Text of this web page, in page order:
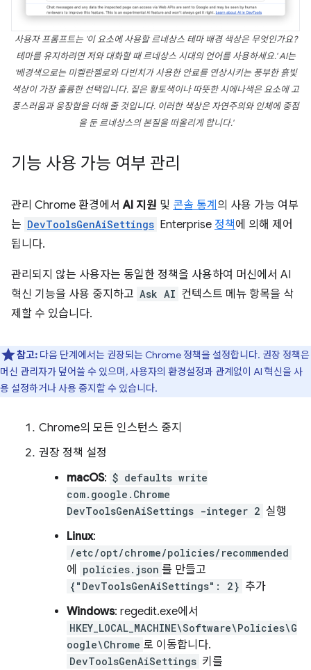
사용자 프롬프트는 '이 요소에 사용할 르네상스 테마 배경 색상은 무엇인가요?
테마를 유지하려면 저와 대화할 때 르네상스 시대의 언어를 사용하세요.' AI는
'배경색으로는 미켈란젤로와 다빈치가 사용한 안료를 연상시키는 풍부한 흙빛
색상이 가장 훌륭한 선택입니다. 짙은 황토색이나 따뜻한 시에나색은 요소에 고
풍스러움과 웅장함을 더해 줄 것입니다. 이러한 색상은 자연주의와 인체에 중점
을 둔 르네상스의 본질을 떠올리게 합니다.'
기능 사용 가능 여부 관리
관리 Chrome 환경에서AI 지원 및 콘솔 통계 의 사용 가능 여부
는 DevToolsGenAiSettings Enterprise 정책 에 의해 제어
됩니다.
관리되지 않는 사용자는 동일한 정책을 사용하여 머신에서 AI
혁신 기능을 사용 중지하고 Ask AI 컨텍스트 메뉴 항목을 삭
제할 수 있습니다.
참고: 다음 단계에서는 권장되는 Chrome 정책을 설정합니다. 권장 정책은
머신 관리자가 덮어쓸 수 있으며, 사용자의 환경설정과 관계없이 AI 혁신을 사
용 설정하거나 사용 중지할 수 있습니다.
Chrome의 모든 인스턴스 중지
권장 정책 설정
macOS: $ defaults write
com.google.Chrome
DevToolsGenAiSettings -integer 2 실행
Linux:
/etc/opt/chrome/policies/recommended
에 policies.json 를 만들고
{"DevToolsGenAiSettings": 2} 추가
Windows: regedit.exe에서
HKEY_LOCAL_MACHINE\Software\Policies\G
oogle\Chrome 로 이동합니다.
DevToolsGenAiSettings 키를